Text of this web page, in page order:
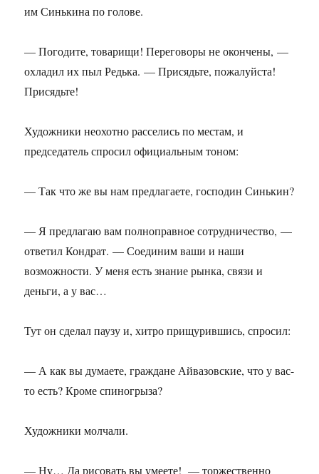
им Синькина по голове.
— Погодите, товарищи! Переговоры не окончены, —
охладил их пыл Редька. — Присядьте, пожалуйста!
Присядьте!
Художники неохотно расселись по местам, и
председатель спросил официальным тоном:
— Так что же вы нам предлагаете, господин Синькин?
— Я предлагаю вам полноправное сотрудничество, —
ответил Кондрат. — Соединим ваши и наши
возможности. У меня есть знание рынка, связи и
деньги, а у вас…
Тут он сделал паузу и, хитро прищурившись, спросил:
— А как вы думаете, граждане Айвазовские, что у вас-
то есть? Кроме спиногрыза?
Художники молчали.
— Ну… Да рисовать вы умеете! — торжественно